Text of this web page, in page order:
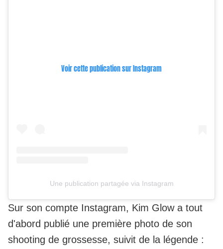
Voir cette publication sur Instagram
Une publication partagée via Instagram
Sur son compte Instagram, Kim Glow a tout
d'abord publié une première photo de son
shooting de grossesse, suivit de la légende :